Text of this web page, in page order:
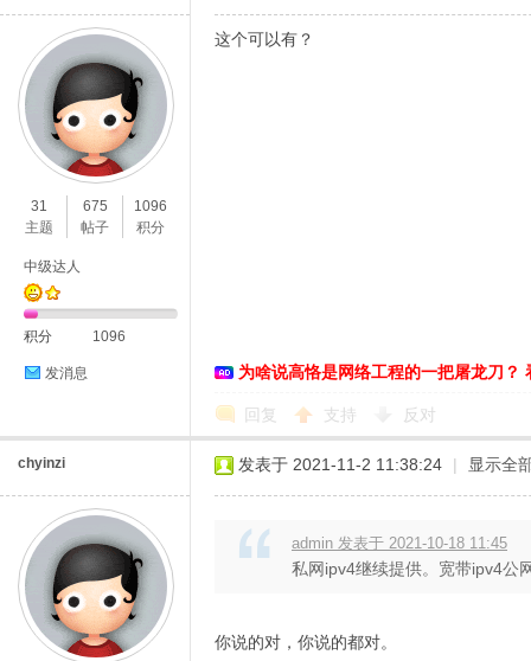
31
主题
675
帖子
1096
积分
中级达人
积分 1096
发消息
这个可以有？
为啥说高恪是网络工程的一把屠龙刀？
回复 支持 反对
chyinzi 发表于 2021-11-2 11:38:24 | 显示全
admin 发表于 2021-10-18 11:45
私网ipv4继续提供。宽带ipv4
你说的对，你说的都对。